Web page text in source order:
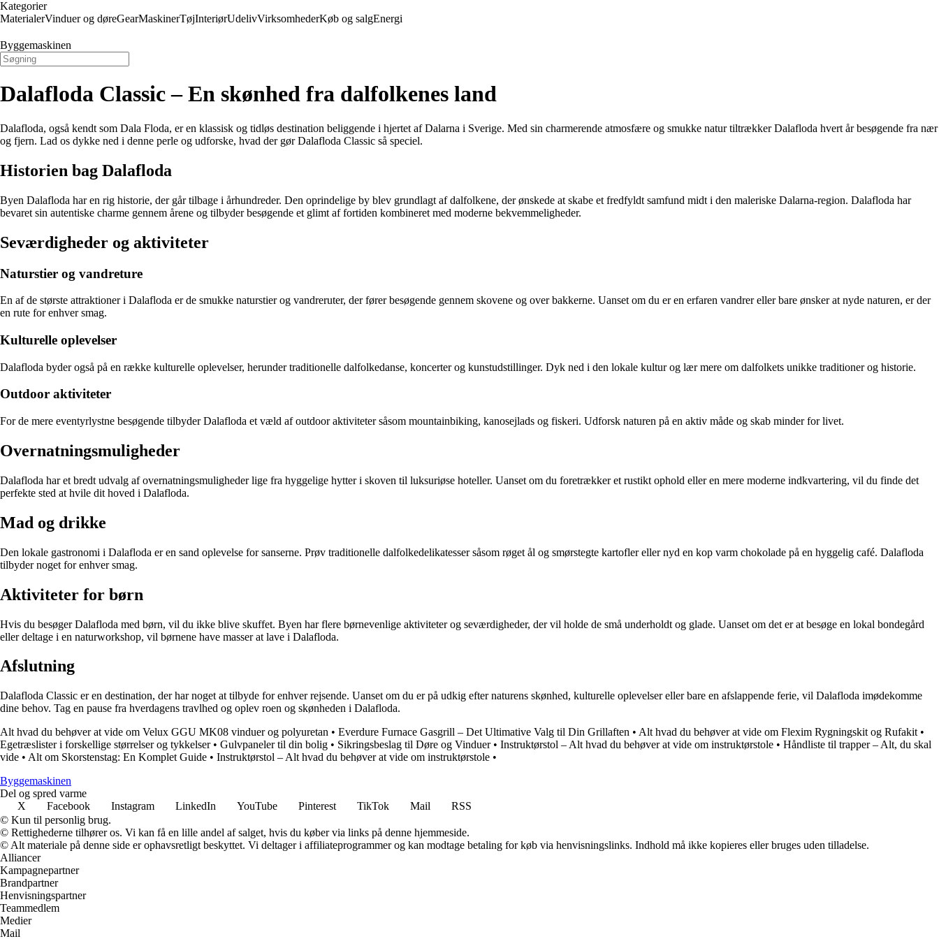
Kategorier
MaterialerVinduer og døreGearMaskinerTøjInteriørUdelivVirksomhederKøb og salgEnergi
Byggemaskinen
Dalafloda Classic – En skønhed fra dalfolkenes land
Dalafloda, også kendt som Dala Floda, er en klassisk og tidløs destination beliggende i hjertet af Dalarna i Sverige. Med sin charmerende atmosfære og smukke natur tiltrækker Dalafloda hvert år besøgende fra nær
og fjern. Lad os dykke ned i denne perle og udforske, hvad der gør Dalafloda Classic så speciel.
Historien bag Dalafloda
Byen Dalafloda har en rig historie, der går tilbage i århundreder. Den oprindelige by blev grundlagt af dalfolkene, der ønskede at skabe et fredfyldt samfund midt i den maleriske Dalarna-region. Dalafloda har
bevaret sin autentiske charme gennem årene og tilbyder besøgende et glimt af fortiden kombineret med moderne bekvemmeligheder.
Seværdigheder og aktiviteter
Naturstier og vandreture
En af de største attraktioner i Dalafloda er de smukke naturstier og vandreruter, der fører besøgende gennem skovene og over bakkerne. Uanset om du er en erfaren vandrer eller bare ønsker at nyde naturen, er der
en rute for enhver smag.
Kulturelle oplevelser
Dalafloda byder også på en række kulturelle oplevelser, herunder traditionelle dalfolkedanse, koncerter og kunstudstillinger. Dyk ned i den lokale kultur og lær mere om dalfolkets unikke traditioner og historie.
Outdoor aktiviteter
For de mere eventyrlystne besøgende tilbyder Dalafloda et væld af outdoor aktiviteter såsom mountainbiking, kanosejlads og fiskeri. Udforsk naturen på en aktiv måde og skab minder for livet.
Overnatningsmuligheder
Dalafloda har et bredt udvalg af overnatningsmuligheder lige fra hyggelige hytter i skoven til luksuriøse hoteller. Uanset om du foretrækker et rustikt ophold eller en mere moderne indkvartering, vil du finde det
perfekte sted at hvile dit hoved i Dalafloda.
Mad og drikke
Den lokale gastronomi i Dalafloda er en sand oplevelse for sanserne. Prøv traditionelle dalfolkedelikatesser såsom røget ål og smørstegte kartofler eller nyd en kop varm chokolade på en hyggelig café. Dalafloda
tilbyder noget for enhver smag.
Aktiviteter for børn
Hvis du besøger Dalafloda med børn, vil du ikke blive skuffet. Byen har flere børnevenlige aktiviteter og seværdigheder, der vil holde de små underholdt og glade. Uanset om det er at besøge en lokal bondegård
eller deltage i en naturworkshop, vil børnene have masser at lave i Dalafloda.
Afslutning
Dalafloda Classic er en destination, der har noget at tilbyde for enhver rejsende. Uanset om du er på udkig efter naturens skønhed, kulturelle oplevelser eller bare en afslappende ferie, vil Dalafloda imødekomme
dine behov. Tag en pause fra hverdagens travlhed og oplev roen og skønheden i Dalafloda.
Alt hvad du behøver at vide om Velux GGU MK08 vinduer og polyuretan • Everdure Furnace Gasgrill – Det Ultimative Valg til Din Grillaften • Alt hvad du behøver at vide om Flexim Rygningskit og Rufakit •
Egetræslister i forskellige størrelser og tykkelser• Gulvpaneler til din bolig • Sikringsbeslag til Døre og Vinduer• Instruktørstol – Alt hvad du behøver at vide om instruktørstole • Håndliste til trapper – Alt, du skal
vide • Alt om Skorstenstag: En Komplet Guide • Instruktørstol – Alt hvad du behøver at vide om instruktørstole •
Byggemaskinen
Del og spred varme
X
Facebook Instagram LinkedIn YouTube Pinterest TikTok Mail
RSS
© Kun til personlig brug.
© Rettighederne tilhører os. Vi kan få en lille andel af salget, hvis du køber via links på denne hjemmeside.
© Alt materiale på denne side er ophavsretligt beskyttet. Vi deltager i affiliateprogrammer og kan modtage betaling for køb via henvisningslinks. Indhold må ikke kopieres eller bruges uden tilladelse.
Alliancer
Kampagnepartner
Brandpartner
Henvisningspartner
Teammedlem
Medier
Mail